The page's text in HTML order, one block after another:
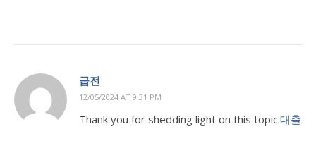
급전
12/05/2024 AT 9:31 PM
Thank you for shedding light on this topic.대출